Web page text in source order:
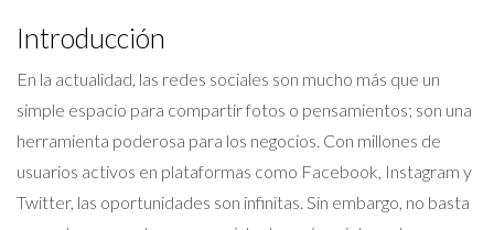
Introducción
En la actualidad, las redes sociales son mucho más que un
simple espacio para compartir fotos o pensamientos; son una
herramienta poderosa para los negocios. Con millones de
usuarios activos en plataformas como Facebook, Instagram y
Twitter, las oportunidades son infinitas. Sin embargo, no basta